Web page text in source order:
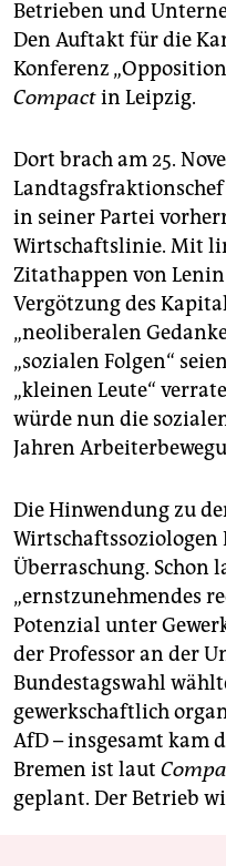
Betrieben und
Den Auftakt für die
Konferenz
Compactin Leipzig.
Dort brach am 25.
in seiner Partei
Wirtschaftslinie. Mit
Zitathappen von
Vergötzung des
„neoliberalen
„sozialen Folgen“
„kleinen Leute“
würde nun die
Jahren
Die Hinwendung zu
Wirtschaftssoziologen
Überraschung. Schon
„ernstzunehmendes
Potenzial unter
der Professor an der
Bundestagswahl
gewerkschaftlich
AfD – insgesamt kam
Bremen ist laut
geplant. Der Betrieb